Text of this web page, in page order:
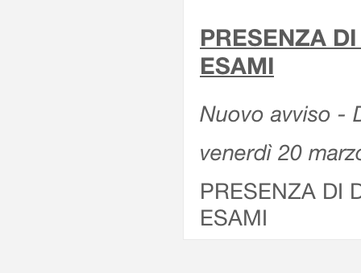
PRESENZA
ESAMI
Nuovo avviso -
venerdì 20
PRESENZA DI
ESAMI